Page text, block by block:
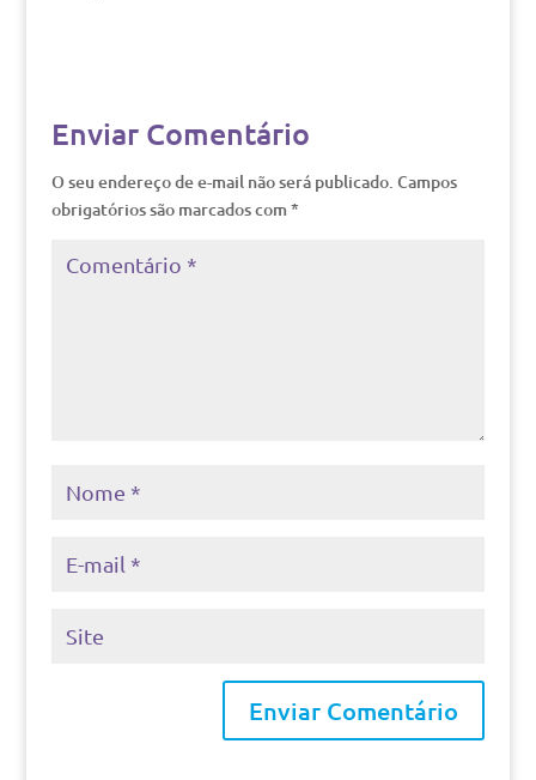
Enviar Comentário
O seu endereço de e-mail não será publicado. Campos
obrigatórios são marcados com *